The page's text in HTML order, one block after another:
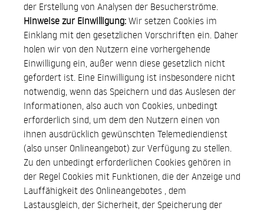
der Erstellung von Analysen der Besucherströme.
Hinweise zur Einwilligung: Wir setzen Cookies im
Einklang mit den gesetzlichen Vorschriften ein. Daher
holen wir von den Nutzern eine vorhergehende
Einwilligung ein, außer wenn diese gesetzlich nicht
gefordert ist. Eine Einwilligung ist insbesondere nicht
notwendig, wenn das Speichern und das Auslesen der
Informationen, also auch von Cookies, unbedingt
erforderlich sind, um dem den Nutzern einen von
ihnen ausdrücklich gewünschten Telemediendienst
(also unser Onlineangebot) zur Verfügung zu stellen.
Zu den unbedingt erforderlichen Cookies gehören in
der Regel Cookies mit Funktionen, die der Anzeige und
Lauffähigkeit des Onlineangebotes , dem
Lastausgleich, der Sicherheit, der Speicherung der